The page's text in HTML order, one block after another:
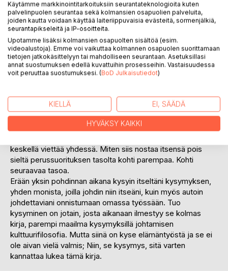
KUVAUS
Miksi aloitin kirjoittamaan johtajan kirjeitä? Pohtiessani
omaa kehitystäni, ja sitä olenko ansainnut paikkani
johtajana. Ja myös sitä tasoa, että millä portaalla
johtajuuden viidestä tasosta olen johdettavieni mielestä.
Tein paljon moraalista itsearviointia ja yksi asia mitä pohdin
aikaa johdettavieni kanssa. En ainakaan niin paljon, kuin
olisin halunnut ja koin tarpeelliseksi. Tuo harmitti, koska me
olimme jo melko pitkällä, toisiamme lähentymisen polulla ja
fiilis oli välillä jopa taianomainen. Aikaa ei vain ollut tarpeeksi
keskellä viettää yhdessä. Miten siis nostaa itsensä pois
sieltä perussuorituksen tasolta kohti parempaa. Kohti
seuraavaa tasoa.
Erään yksin pohdinnan aikana kysyin itseltäni kysymyksen,
yhden monista, joilla johdin niin itseäni, kuin myös autoin
johdettaviani onnistumaan omassa työssään. Tuo
kysyminen on jotain, josta aikanaan ilmestyy se kolmas
kirja, parempi maailma kysymyksillä johtamisen
kulttuurifilosofia. Mutta siinä on kyse elämäntyöstä ja se ei
ole aivan vielä valmis; Niin, se kysymys, sitä varten
kannattaa lukea tämä kirja.
Käytämme markkinointitarkoituksiin seurantateknologioita kuten
palvelinpuolen seurantaa sekä kolmansien osapuolien palveluita,
joiden kautta voidaan käyttää laiteriippuvaisia evästeitä, sormenjälkiä,
seurantapikseleitä ja IP-osoitteita.
Upotamme lisäksi kolmansien osapuolten sisältöä (esim.
videoalustoja). Emme voi vaikuttaa kolmannen osapuolen suorittamaan
tietojen jatkokäsittelyyn tai mahdolliseen seurantaan. Asetuksillasi
annat suostumuksen edellä kuvattuihin prosesseihin. Vastaisuudessa
voit peruuttaa suostumuksesi. (BoD Julkaisutiedot)
KIELLÄ EI, SÄÄDÄ
HYVÄKSY KAIKKI